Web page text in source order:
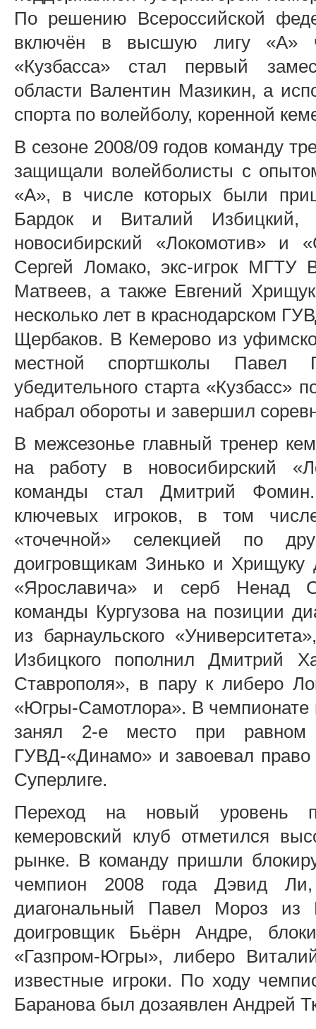
По решению Всероссийской
включён в высшую лигу «А»
«Кузбасса» стал первый
области Валентин Мазикин, а
спорта по волейболу, коренной
В сезоне 2008/09 годов команду
защищали волейболисты с
«А», в числе которых были
Бардок и Виталий Избицкий,
новосибирский «Локомотив» и
Сергей Ломако, экс-игрок МГТУ
Матвеев, а также Евгений
несколько лет в краснодарском
Щербаков. В Кемерово из
местной спортшколы Павел
убедительного старта «Кузбасс»
набрал обороты и завершил
В межсезонье главный тренер
на работу в новосибирский
команды стал Дмитрий
ключевых игроков, в том
«точечной» селекцией по
доигровщикам Зинько и
«Ярославича» и серб Ненад
команды Кургузова на позиции
из барнаульского
Избицкого пополнил Дмитрий
Ставрополя», в пару к либеро
«Югры-Самотлора». В чемпионате
занял 2-е место при равном
ГУВД-«Динамо» и завоевал
Суперлиге.
Переход на новый уровень
кемеровский клуб отметился
рынке. В команду пришли
чемпион 2008 года Дэвид
диагональный Павел Мороз из
доигровщик Бьёрн Андре,
«Газпром-Югры», либеро
известные игроки. По ходу
Баранова был дозаявлен Андрей